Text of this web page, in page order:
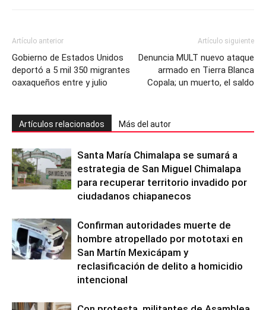
Artículo anterior
Gobierno de Estados Unidos
deportó a 5 mil 350 migrantes
oaxaqueños entre y julio
Artículo siguiente
Denuncia MULT nuevo ataque
armado en Tierra Blanca
Copala; un muerto, el saldo
Artículos relacionados Más del autor
Santa María Chimalapa se sumará a
estrategia de San Miguel Chimalapa
para recuperar territorio invadido por
ciudadanos chiapanecos
Confirman autoridades muerte de
hombre atropellado por mototaxi en
San Martín Mexicápam y
reclasificación de delito a homicidio
intencional